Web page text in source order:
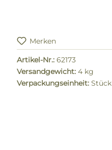
Merken
Artikel-Nr.: 62173
Versandgewicht: 4 kg
Verpackungseinheit: Stück